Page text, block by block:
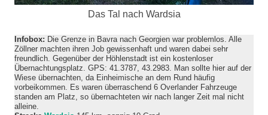
Das Tal nach Wardsia
Infobox: Die Grenze in Bavra nach Georgien war problemlos. Alle
Zöllner machten ihren Job gewissenhaft und waren dabei sehr
freundlich. Gegenüber der Höhlenstadt ist ein kostenloser
Übernachtungsplatz. GPS: 41.3787, 43.2983. Man sollte hier auf der
Wiese übernachten, da Einheimische an dem Rund häufig
vorbeikommen. Es waren überraschend 6 Overlander Fahrzeuge
standen am Platz, so übernachteten wir nach langer Zeit mal nicht
alleine.